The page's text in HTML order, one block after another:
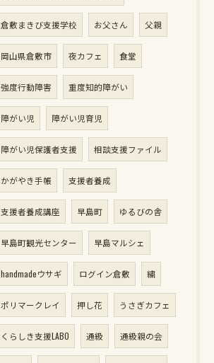
倉敷まきび支援学校 お父さん 父親
岡山県倉敷市 夜カフェ 食堂
強度行動障害 重度知的障がい
障がい児 障がい児育児
障がい児保護者支援 相談支援ファイル
かがやき手帳 支援者養成
支援者養成講座 早島町 ゆるびの舎
早島町観光センター 早島マルシェ
handmadeウサギ ログイン倉敷 繍
ポリマークレイ 押し花 うさぎカフェ
くらしき支援LABO 通級 通級親の会